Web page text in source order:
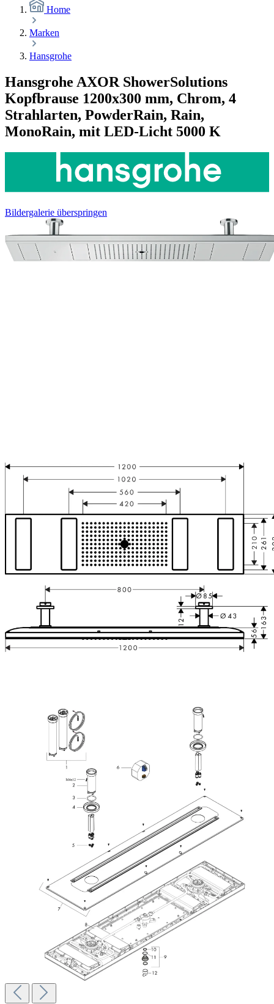
Home
Marken
Hansgrohe
Hansgrohe AXOR ShowerSolutions
Kopfbrause 1200x300 mm, Chrom, 4
Strahlarten, PowderRain, Rain,
MonoRain, mit LED-Licht 5000 K
Bildergalerie überspringen